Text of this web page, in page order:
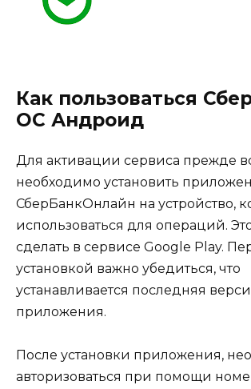
Как пользоваться
ОС Андроид
Для активации сервиса прежде
необходимо установить
СберБанкОнлайн на устройство,
использоваться для операций.
сделать в сервисе Google Play.
установкой важно убедиться, что
устанавливается последняя
приложения.
После установки приложения,
авторизоваться при помощи